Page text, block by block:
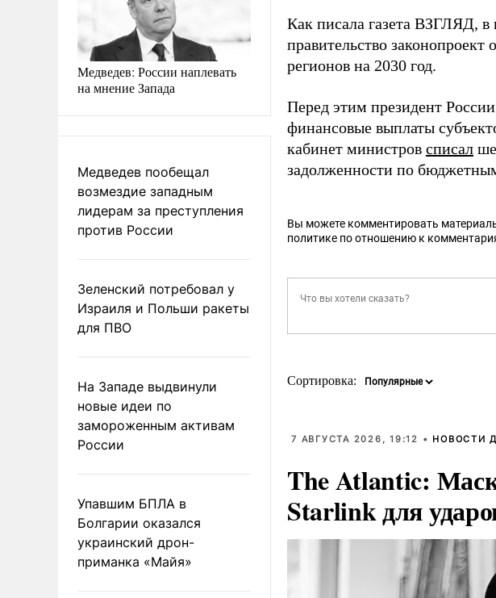
Медведев: России наплевать
на мнение Запада
Медведев пообещал
возмездие западным
лидерам за преступления
против России
Зеленский потребовал у
Израиля и Польши ракеты
для ПВО
На Западе выдвинули
новые идеи по
замороженным активам
России
Упавшим БПЛА в
Болгарии оказался
украинский дрон-
приманка «Майя»
Как писала газета ВЗГЛЯД,
правительство
регионов на 2030 год.
Перед этим президент
финансовые выплаты
кабинет министров списал
задолженности по
Вы можете комментировать
политике по отношению к
Сортировка:
7 АВГУСТА 2026, 19:12 • НОВОСТИ
The Atlantic: Маск
Starlink для